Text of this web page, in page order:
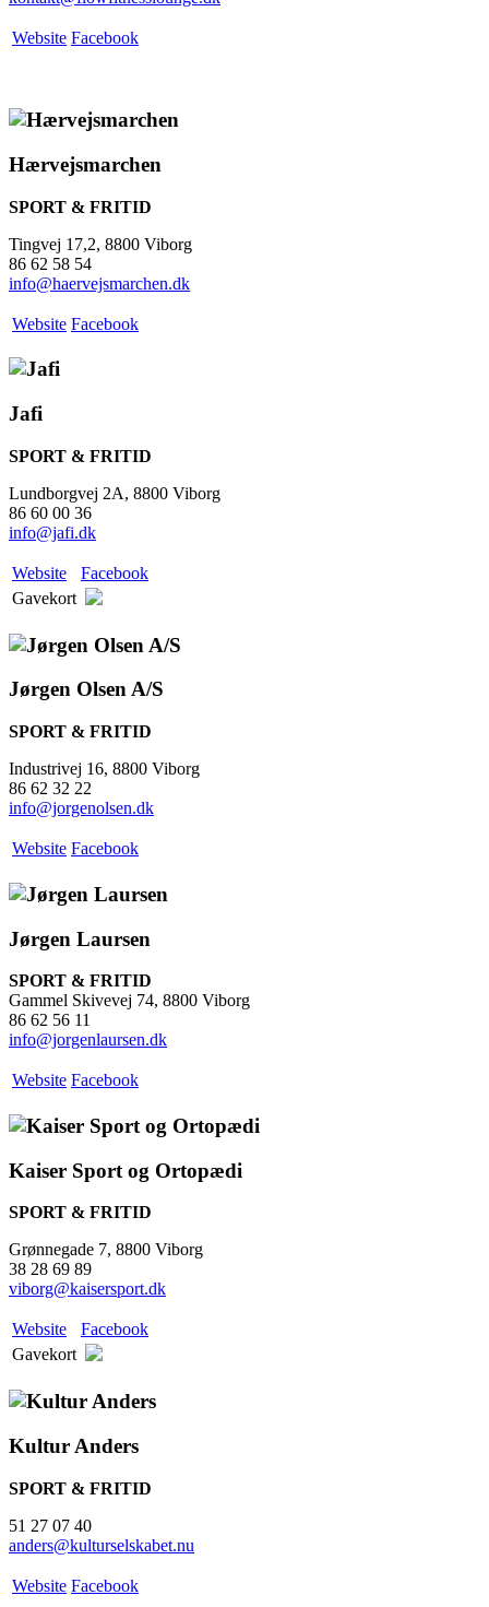
Website Facebook
Hærvejsmarchen
SPORT & FRITID
Tingvej 17,2, 8800 Viborg
86 62 58 54
info@haervejsmarchen.dk
Website Facebook
Jafi
SPORT & FRITID
Lundborgvej 2A, 8800 Viborg
86 60 00 36
info@jafi.dk
Website
Facebook
Gavekort
Jørgen Olsen A/S
SPORT & FRITID
Industrivej 16, 8800 Viborg
86 62 32 22
info@jorgenolsen.dk
Website Facebook
Jørgen Laursen
SPORT & FRITID
Gammel Skivevej 74, 8800 Viborg
86 62 56 11
info@jorgenlaursen.dk
Website Facebook
Kaiser Sport og Ortopædi
SPORT & FRITID
Grønnegade 7, 8800 Viborg
38 28 69 89
viborg@kaisersport.dk
Website
Facebook
Gavekort
Kultur Anders
SPORT & FRITID
51 27 07 40
anders@kulturselskabet.nu
Website Facebook